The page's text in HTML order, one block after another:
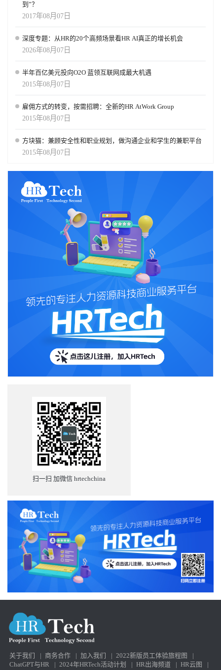
到”？
2017年08月07日
深度专题：从HR的20个高频场景看HR AI真正的增长机会
2026年08月07日
半年百亿美元投向O2O 蓝领互联网成最大机遇
2015年08月07日
雇佣方式的转变，按需招聘：全新的HR AtWork Group
2015年08月07日
方块猫：兼顾安全性和职业规划，做沟通企业和学生的兼职平台
2015年08月07日
扫一扫 加微信 hrtechchina
关于我们 | 商务合作 | 加入我们 | 2022新版员工体验旅程图
|
ChatGPT与HR
| 2024年HRTech活动计划 | HR出海频道 | HR云图
|